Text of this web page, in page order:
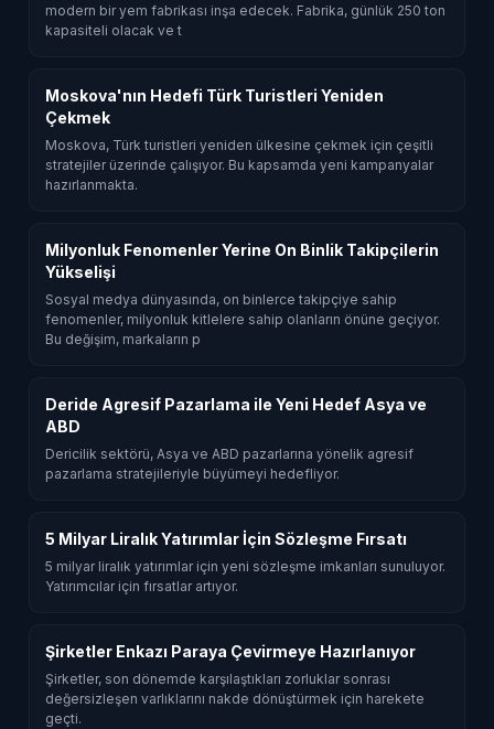
modern bir yem fabrikası inşa edecek. Fabrika, günlük 250 ton
kapasiteli olacak ve t
Moskova'nın Hedefi Türk Turistleri Yeniden
Çekmek
Moskova, Türk turistleri yeniden ülkesine çekmek için çeşitli
stratejiler üzerinde çalışıyor. Bu kapsamda yeni kampanyalar
hazırlanmakta.
Milyonluk Fenomenler Yerine On Binlik Takipçilerin
Yükselişi
Sosyal medya dünyasında, on binlerce takipçiye sahip
fenomenler, milyonluk kitlelere sahip olanların önüne geçiyor.
Bu değişim, markaların p
Deride Agresif Pazarlama ile Yeni Hedef Asya ve
ABD
Dericilik sektörü, Asya ve ABD pazarlarına yönelik agresif
pazarlama stratejileriyle büyümeyi hedefliyor.
5 Milyar Liralık Yatırımlar İçin Sözleşme Fırsatı
5 milyar liralık yatırımlar için yeni sözleşme imkanları sunuluyor.
Yatırımcılar için fırsatlar artıyor.
Şirketler Enkazı Paraya Çevirmeye Hazırlanıyor
Şirketler, son dönemde karşılaştıkları zorluklar sonrası
değersizleşen varlıklarını nakde dönüştürmek için harekete
geçti.